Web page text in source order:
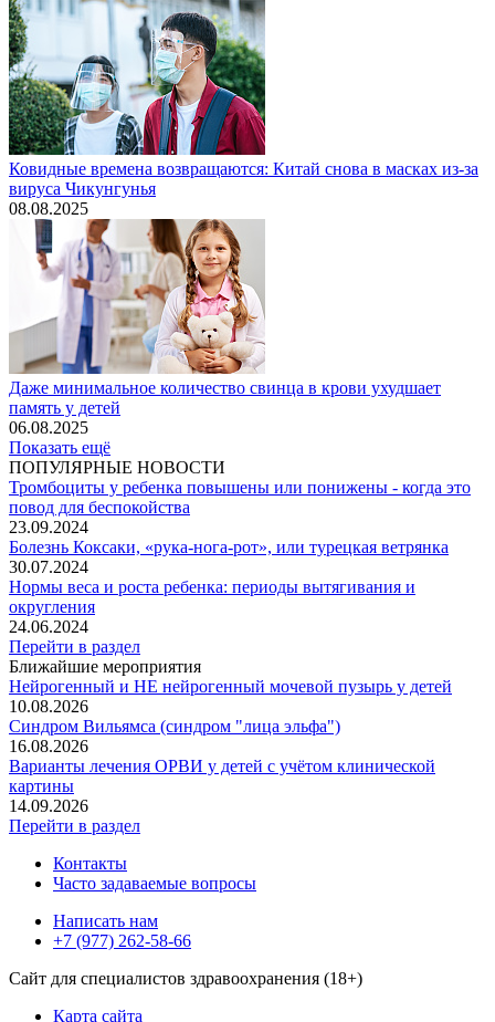
Ковидные времена возвращаются: Китай снова в масках из-за
вируса Чикунгунья
08.08.2025
Даже минимальное количество свинца в крови ухудшает
память у детей
06.08.2025
Показать ещё
ПОПУЛЯРНЫЕ НОВОСТИ
Тромбоциты у ребенка повышены или понижены - когда это
повод для беспокойства
23.09.2024
Болезнь Коксаки, «рука-нога-рот», или турецкая ветрянка
30.07.2024
Нормы веса и роста ребенка: периоды вытягивания и
округления
24.06.2024
Перейти в раздел
Ближайшие мероприятия
Нейрогенный и НЕ нейрогенный мочевой пузырь у детей
10.08.2026
Синдром Вильямса (синдром "лица эльфа")
16.08.2026
Варианты лечения ОРВИ у детей с учётом клинической
картины
14.09.2026
Перейти в раздел
Контакты
Часто задаваемые вопросы
Написать нам
+7 (977) 262-58-66
Сайт для специалистов здравоохранения (18+)
Карта сайта